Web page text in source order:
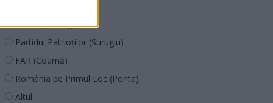
PNȚCD (Pavelescu)
PNCR (Terheș)
Partidul Patrioților (Surugiu)
FAR (Coarnă)
România pe Primul Loc (Ponta)
Altul